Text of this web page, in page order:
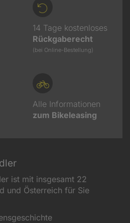
14 Tage kostenloses
Rückgaberecht
(bei Online-Bestellung)
Alle Informationen
zum Bikeleasing
ist mit insgesamt 22
und Österreich für Sie